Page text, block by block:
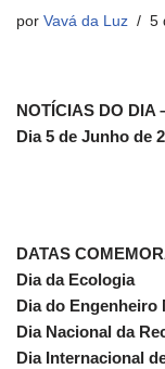
por Vavá da Luz 5
NOTÍCIAS DO DIA
Dia 5 de Junho de
DATAS
Dia da Ecologia
Dia do Engenheiro
Dia Nacional da
Dia Internacional